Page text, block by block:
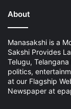
About
Manasakshi is a
Sakshi Provides
Telugu,
politics,
at our Flagship
Newspaper at